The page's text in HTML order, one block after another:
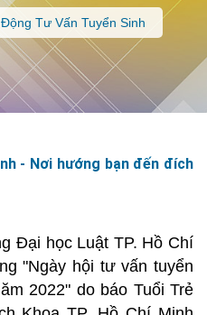
Tư Vấn Tuyển Sinh
- Nơi hướng bạn đến đích
Đại học Luật TP. Hồ Chí
"Ngày hội tư vấn tuyển
2022" do báo Tuổi Trẻ